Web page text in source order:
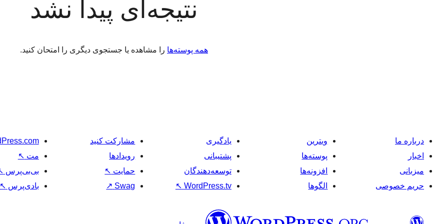
نتیجه‌ای پیدا نشد
همه پوسته‌ها را مشاهده یا جستجوی دیگری را امتحان کنید.
درباره ما
اخبار
میزبانی
حریم خصوصی
ویترین
پوسته‌ها
افزونه‌ها
الگوها
یادگیری
پشتیبانی
توسعه‌دهندگان
WordPress.tv
↖
مشارکت کنید
رویدادها
حمایت ↖
Swag
↗
مت ↖
بی‌بی‌پرس
بادی‌پرس ↖